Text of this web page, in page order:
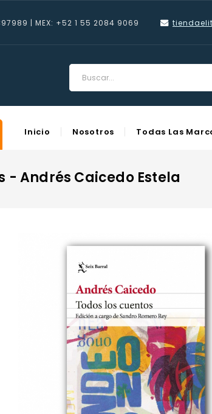
| MEX: +52 1 55 2084 9069
Inicio Nosotros Todas Las
- Andrés Caicedo Estela
Wishlist Name